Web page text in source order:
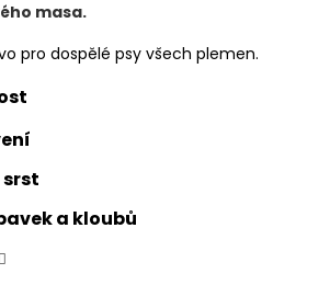
masa.
pro dospělé psy všech plemen.
srst
a kloubů